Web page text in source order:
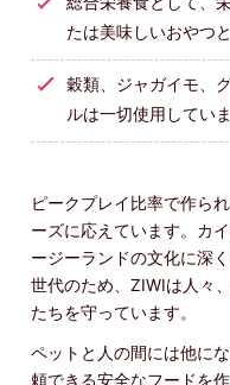
たは美味しいおやつ
穀類、ジャガイモ、
ルは一切使用していま
ピークプレイ比率で作ら
ーズに応えています。カ
ージーランドの文化に深
世代のため、ZIWIは人々
たちを守っています。
ペットと人の間には他に
頼できる安全なフードを作